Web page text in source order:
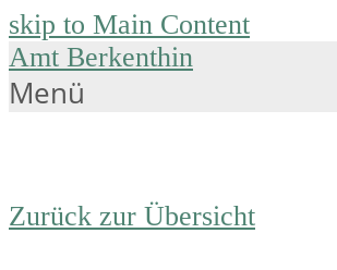
skip to Main Content
Amt Berkenthin
Menü
Zurück zur Übersicht